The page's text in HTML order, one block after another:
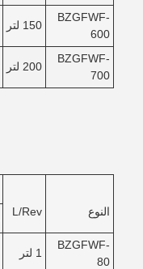
BZGFWF-
600
150 لتر
BZGFWF-
700
200 لتر
النوع L/Rev
BZGFWF-
80
1 لتر